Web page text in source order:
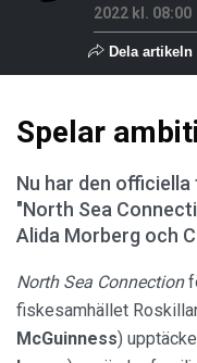
2022 kl. 08:00
Dela artikeln
Spelar
Nu har den
"North Sea
Alida Morberg och
North Sea Connection
fiskesamhället
McGuinness)